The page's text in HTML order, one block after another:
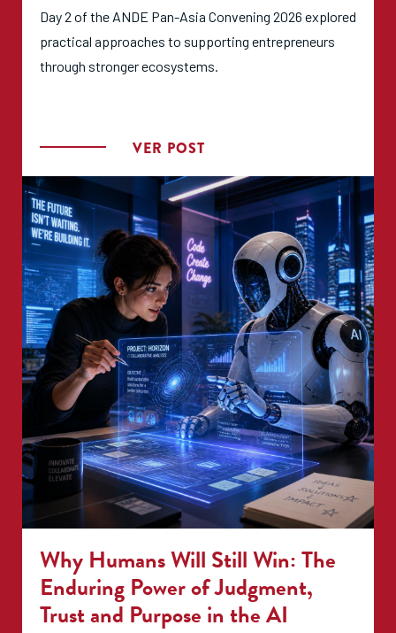
Day 2 of the ANDE Pan-Asia Convening 2026 explored
practical approaches to supporting entrepreneurs
through stronger ecosystems.
VER POST
Why Humans Will Still Win: The
Enduring Power of Judgment,
Trust and Purpose in the AI